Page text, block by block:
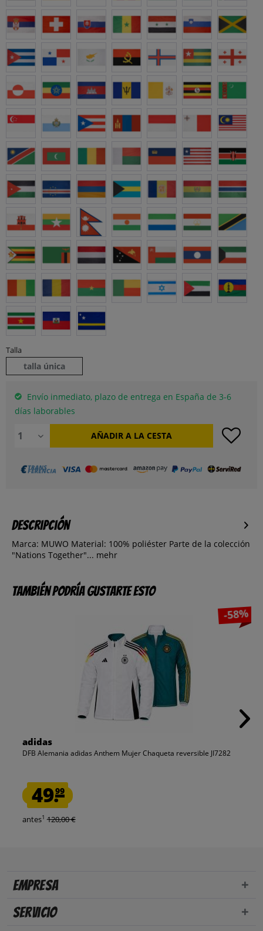
Talla
talla única
Envío inmediato, plazo de entrega en España de 3-6
días laborables
AÑADIR A LA CESTA
Descripción
Marca: MUWO Material: 100% poliéster Parte de la colección
"Nations Together"... mehr
También podría gustarte esto
-58%
adidas
DFB Alemania adidas Anthem Mujer Chaqueta reversible JI7282
49.99
antes1 120,00 €
Empresa
Servicio